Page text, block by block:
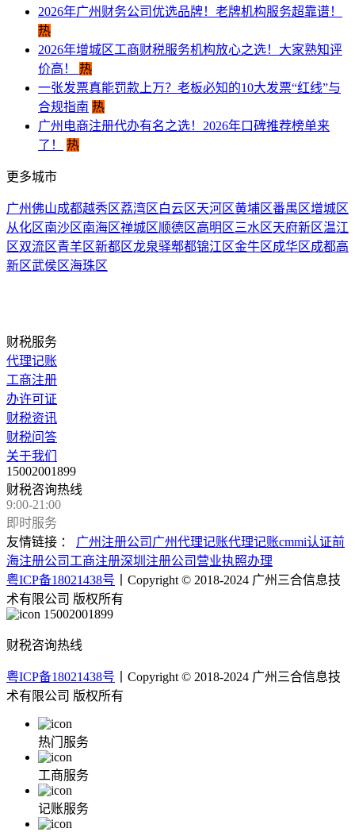
​2026年广州财务公司优选品牌！老牌机构服务超靠谱！
热
2026年增城区工商财税服务机构放心之选！大家熟知评
价高！ ​ 热
一张发票真能罚款上万？老板必知的10大发票“红线”与
合规指南 热
广州电商注册代办有名之选！2026年口碑推荐榜单来
了！
热
更多城市
广州佛山成都越秀区荔湾区白云区天河区黄埔区番禺区增城区
从化区南沙区南海区禅城区顺德区高明区三水区天府新区温江
区双流区青羊区新都区龙泉驿郫都锦江区金牛区成华区成都高
新区武侯区海珠区
财税服务
代理记账
工商注册
办许可证
财税资讯
财税问答
关于我们
15002001899
财税咨询热线
9:00-21:00
即时服务
友情链接 ：
广州注册公司 广州代理记账代理记账cmmi认证前
海注册公司 工商注册深圳注册公司 营业执照办理
粤ICP备18021438号 丨Copyright © 2018-2024 广州三合信息技
术有限公司 版权所有
15002001899
财税咨询热线
粤ICP备18021438号 丨Copyright © 2018-2024 广州三合信息技
术有限公司 版权所有
热门服务
工商服务
记账服务